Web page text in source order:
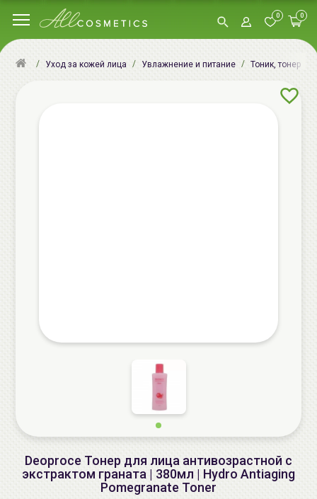
0 0
Уход за кожей лица Увлажнение и питание Тоник, тонер
Deoproce Тонер для лица антивозрастной с
экстрактом граната | 380мл | Hydro Antiaging
Pomegranate Toner